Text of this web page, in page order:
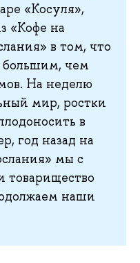
«Косуля»,
«Кофе на
в том, что
большим, чем
На неделю
мир, ростки
в
год назад на
мы с
товарищество
наши